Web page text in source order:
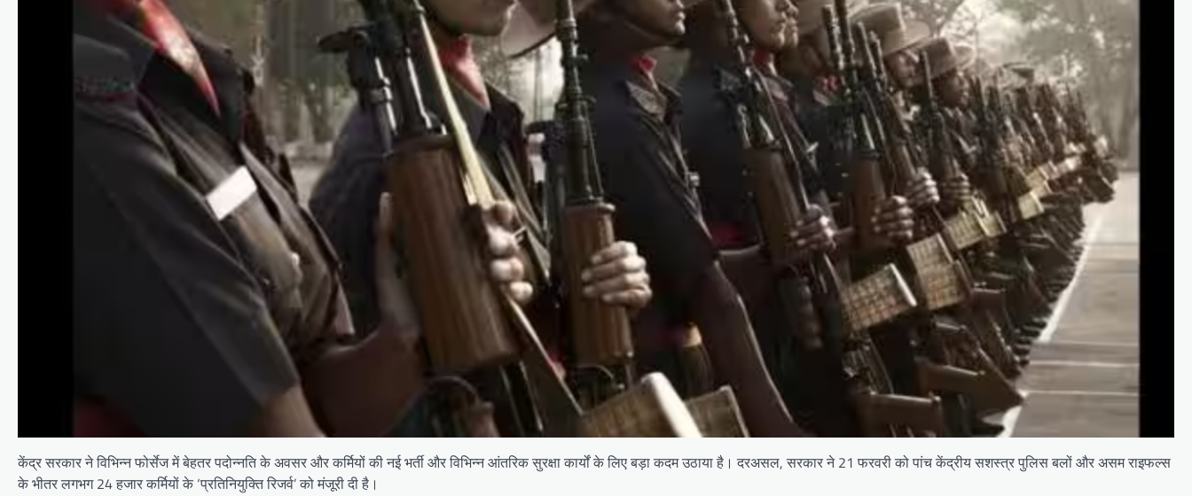
केंद्र सरकार ने विभिन्न फोर्सेज में बेहतर पदोन्नति के अवसर और कर्मियों की नई भर्ती और विभिन्न आंतरिक सुरक्षा कार्यों के लिए बड़ा कदम उठाया है। दरअसल, सरकार ने 21 फरवरी को पांच केंद्रीय सशस्त्र पुलिस बलों और असम राइफल्स
के भीतर लगभग 24 हजार कर्मियों के ‘प्रतिनियुक्ति रिजर्व’ को मंजूरी दी है।